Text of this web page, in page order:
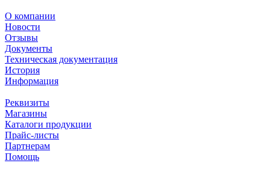
О компании
Новости
Отзывы
Документы
Техническая документация
История
Информация
Реквизиты
Магазины
Каталоги продукции
Прайс-листы
Партнерам
Помощь